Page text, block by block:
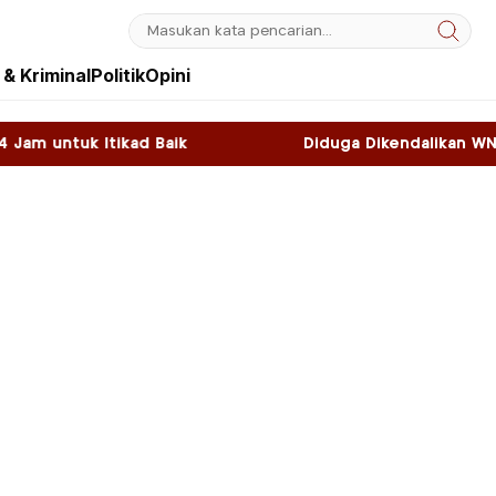
KriminalPolitikOpini
Diduga Dikendalikan WNA, Sky Game di